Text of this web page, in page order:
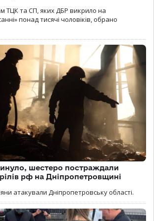
ТЦК та СП, яких ДБР викрило на
понад тисячі чоловіків, обрано
шестеро постраждали
рф на Дніпропетровщині
атакували Дніпропетровську області.